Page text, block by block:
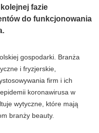
fazie
do funkcjonowania
gospodarki. Branża
i fryzjerskie,
firm i ich
koronawirusa w
wytyczne, które mają
branży beauty.